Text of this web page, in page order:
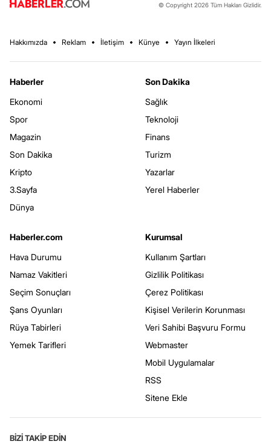
© Copyright 2026 Tüm Hakları Gizlidir.
Hakkımızda Reklam İletişim Künye Yayın İlkeleri
Haberler
Ekonomi
Spor
Magazin
Son Dakika
Kripto
3.Sayfa
Dünya
Son Dakika
Sağlık
Teknoloji
Finans
Turizm
Yazarlar
Yerel Haberler
Haberler.com
Hava Durumu
Namaz Vakitleri
Seçim Sonuçları
Şans Oyunları
Rüya Tabirleri
Yemek Tarifleri
Kurumsal
Kullanım Şartları
Gizlilik Politikası
Çerez Politikası
Kişisel Verilerin Korunması
Veri Sahibi Başvuru Formu
Webmaster
Mobil Uygulamalar
RSS
Sitene Ekle
BİZİ TAKİP EDİN